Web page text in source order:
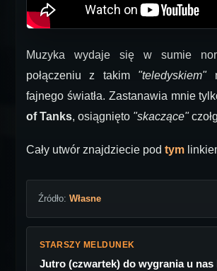
Muzyka wydaje się w sumie
połączeniu z takim "teledyskiem"
fajnego światła. Zastanawia mnie
of Tanks, osiągnięto "skaczące"
Cały utwór znajdziecie pod tym
Źródło: Własne
STARSZY MELDUNEK
Jutro (czwartek) do wygrania u nas